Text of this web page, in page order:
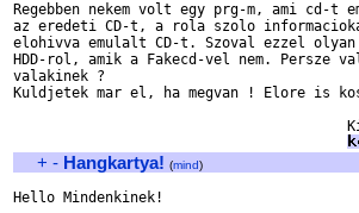
Regebben nekem volt egy prg-m, ami cd-t
az eredeti CD-t, a rola szolo
elohivva emulalt CD-t. Szoval ezzel
HDD-rol, amik a Fakecd-vel nem. Persze
valakinek ?
Kuldjetek mar el, ha megvan ! Elore is
+ - Hangkartya! (mind)
Hello Mindenkinek!